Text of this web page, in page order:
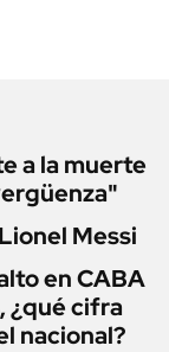
a la muerte
Messi
en CABA
¿qué cifra
nacional?